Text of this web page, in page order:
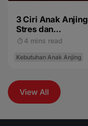
3 Ciri Anak Anjing
Stres dan
Penyebabnya
4 mins read
Kebutuhan Anak Anjing
View All